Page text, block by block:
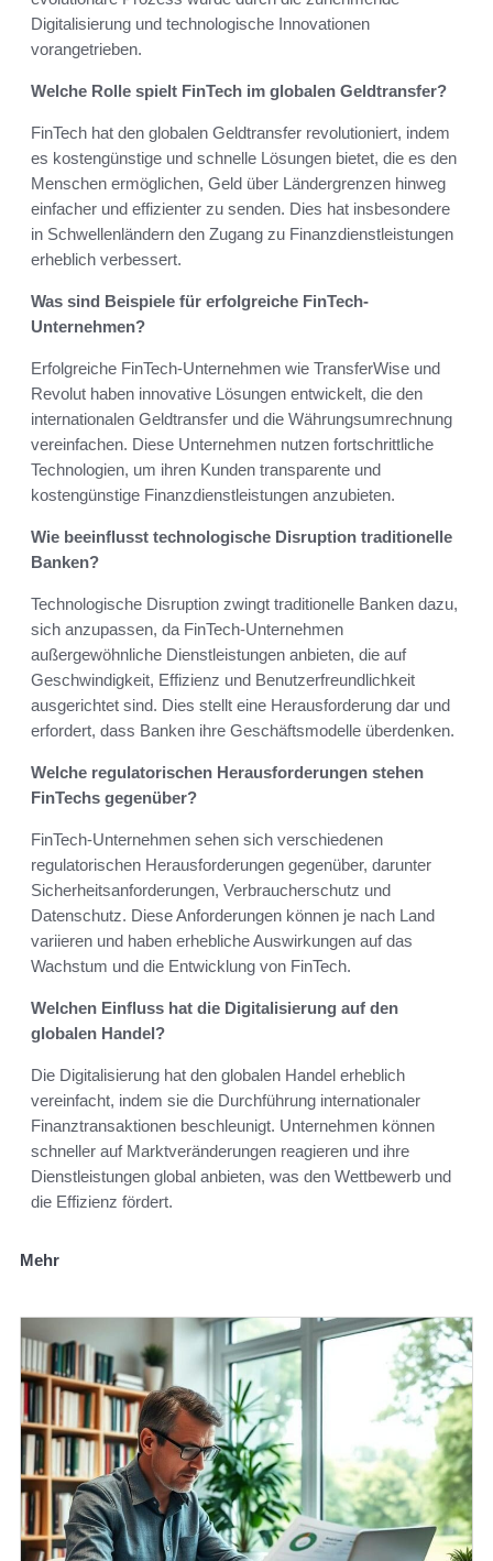
Digitalisierung und technologische Innovationen
vorangetrieben.
Welche Rolle spielt FinTech im globalen Geldtransfer?
FinTech hat den globalen Geldtransfer revolutioniert, indem
es kostengünstige und schnelle Lösungen bietet, die es den
Menschen ermöglichen, Geld über Ländergrenzen hinweg
einfacher und effizienter zu senden. Dies hat insbesondere
in Schwellenländern den Zugang zu Finanzdienstleistungen
erheblich verbessert.
Was sind Beispiele für erfolgreiche FinTech-
Unternehmen?
Erfolgreiche FinTech-Unternehmen wie TransferWise und
Revolut haben innovative Lösungen entwickelt, die den
internationalen Geldtransfer und die Währungsumrechnung
vereinfachen. Diese Unternehmen nutzen fortschrittliche
Technologien, um ihren Kunden transparente und
kostengünstige Finanzdienstleistungen anzubieten.
Wie beeinflusst technologische Disruption traditionelle
Banken?
Technologische Disruption zwingt traditionelle Banken dazu,
sich anzupassen, da FinTech-Unternehmen
außergewöhnliche Dienstleistungen anbieten, die auf
Geschwindigkeit, Effizienz und Benutzerfreundlichkeit
ausgerichtet sind. Dies stellt eine Herausforderung dar und
erfordert, dass Banken ihre Geschäftsmodelle überdenken.
Welche regulatorischen Herausforderungen stehen
FinTechs gegenüber?
FinTech-Unternehmen sehen sich verschiedenen
regulatorischen Herausforderungen gegenüber, darunter
Sicherheitsanforderungen, Verbraucherschutz und
Datenschutz. Diese Anforderungen können je nach Land
variieren und haben erhebliche Auswirkungen auf das
Wachstum und die Entwicklung von FinTech.
Welchen Einfluss hat die Digitalisierung auf den
globalen Handel?
Die Digitalisierung hat den globalen Handel erheblich
vereinfacht, indem sie die Durchführung internationaler
Finanztransaktionen beschleunigt. Unternehmen können
schneller auf Marktveränderungen reagieren und ihre
Dienstleistungen global anbieten, was den Wettbewerb und
die Effizienz fördert.
Mehr